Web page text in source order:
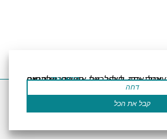
Accessibility Statement Regulation
אתר זה משתמש בעוגיות כדי לשפר את החוויה שלך.נניח שאתה בסדר עם זה, אבל אתה יכול לבטל את הסכמתך אם תרצה. קרא עוד
דחה
קבל את הכל